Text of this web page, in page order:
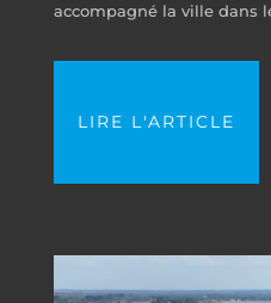
accompagné la ville dans
LIRE L'ARTICLE